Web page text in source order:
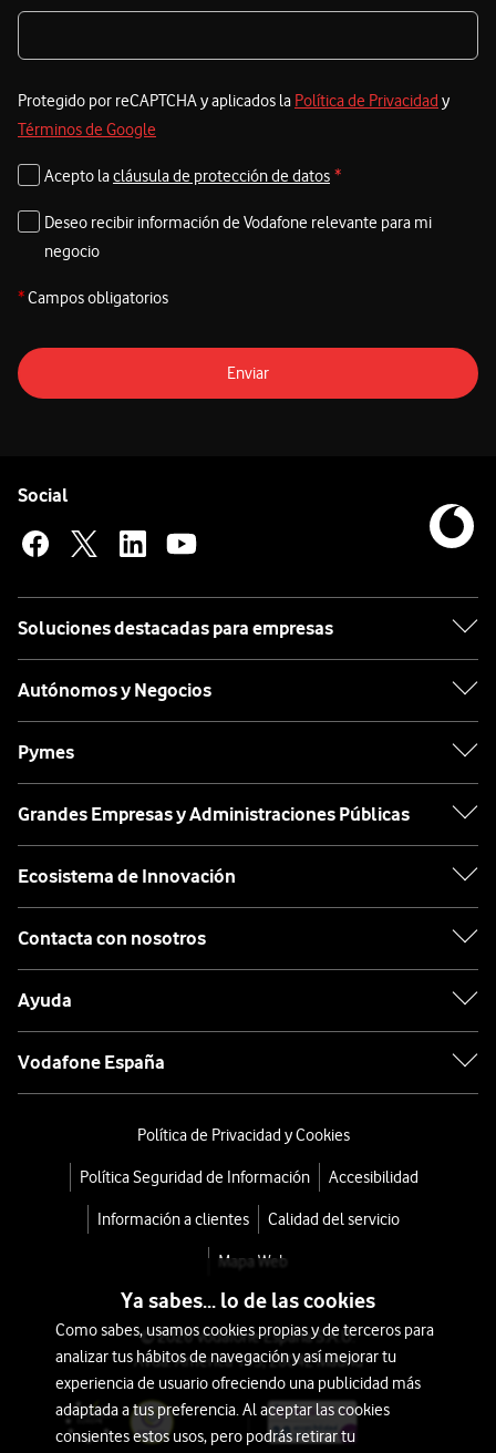
Protegido por reCAPTCHA y aplicados la Política de Privacidad y
Términos de Google
Acepto lacláusula de protección de datos *
Deseo recibir información de Vodafone relevante para mi
negocio
*Campos obligatorios
Enviar
Social
Soluciones destacadas para empresas
Autónomos y Negocios
Pymes
Grandes Empresas y Administraciones Públicas
Ecosistema de Innovación
Contacta con nosotros
Ayuda
Vodafone España
Política de Privacidad y Cookies
Política Seguridad de Información Accesibilidad
Información a clientes Calidad del servicio
Mapa Web
© 2026 Vodafone España S.A.U.
Avda. América 115, 28042 Madrid
Ya sabes... lo de las cookies
Como sabes, usamos cookies propias y de terceros para
analizar tus hábitos de navegación y así mejorar tu
experiencia de usuario ofreciendo una publicidad más
adaptada a tus preferencia. Al aceptar las cookies
consientes estos usos, pero podrás retirar tu